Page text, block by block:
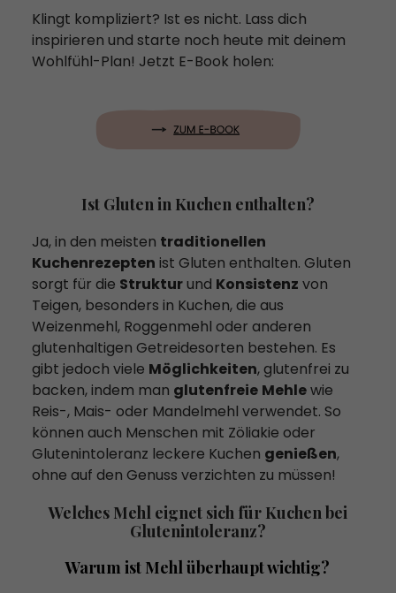
Klingt kompliziert? Ist es nicht. Lass dich
inspirieren und starte noch heute mit deinem
Wohlfühl-Plan! Jetzt E-Book holen:
Ist Gluten in Kuchen enthalten?
Ja, in den meisten traditionellen
Kuchenrezepten ist Gluten enthalten. Gluten
sorgt für die Strukturund Konsistenz von
Teigen, besonders in Kuchen, die aus
Weizenmehl, Roggenmehl oder anderen
glutenhaltigen Getreidesorten bestehen. Es
gibt jedoch viele Möglichkeiten, glutenfrei zu
backen, indem man glutenfreie Mehlewie
Reis-, Mais- oder Mandelmehl verwendet. So
können auch Menschen mit Zöliakie oder
Glutenintoleranz leckere Kuchen genießen,
ohne auf den Genuss verzichten zu müssen!
Welches Mehl eignet sich für Kuchen bei
Glutenintoleranz?
Warum ist Mehl überhaupt wichtig?